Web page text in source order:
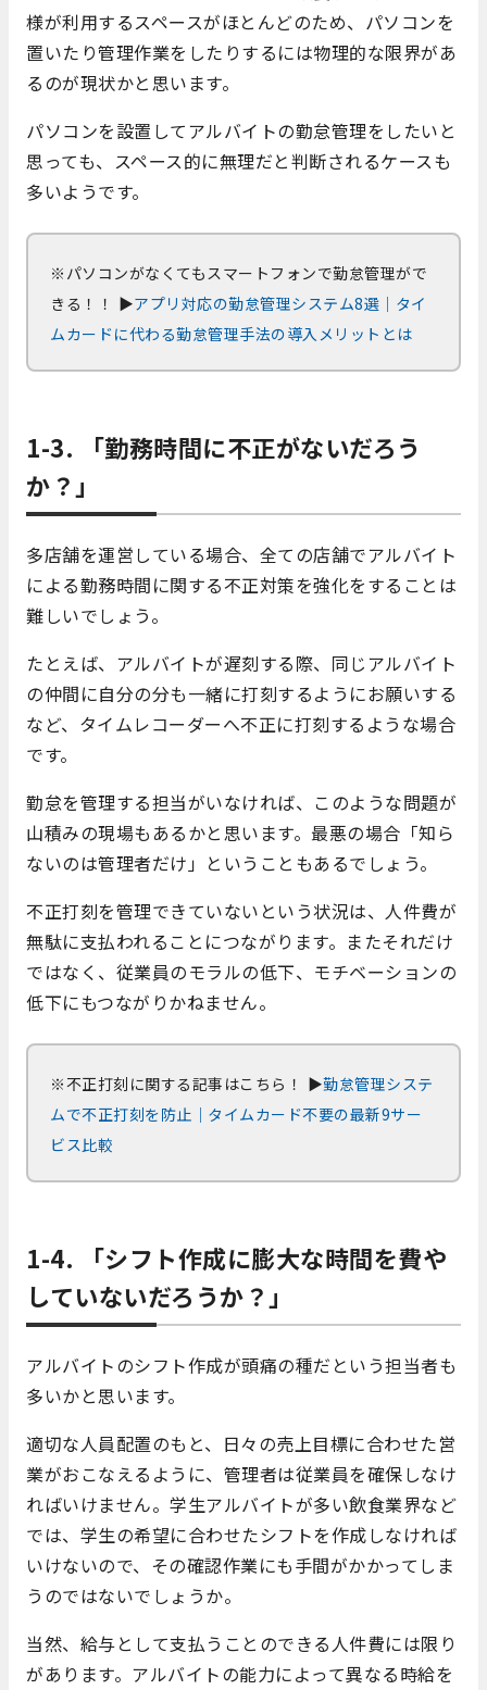
様が利用するスペースがほとんどのため、パソコンを
置いたり管理作業をしたりするには物理的な限界があ
るのが現状かと思います。
パソコンを設置してアルバイトの勤怠管理をしたいと
思っても、スペース的に無理だと判断されるケースも
多いようです。
※パソコンがなくてもスマートフォンで勤怠管理がで
きる！！ ▶アプリ対応の勤怠管理システム8選｜タイ
ムカードに代わる勤怠管理手法の導入メリットとは
1-3. 「勤務時間に不正がないだろう
か？」
多店舗を運営している場合、全ての店舗でアルバイト
による勤務時間に関する不正対策を強化をすることは
難しいでしょう。
たとえば、アルバイトが遅刻する際、同じアルバイト
の仲間に自分の分も一緒に打刻するようにお願いする
など、タイムレコーダーへ不正に打刻するような場合
です。
勤怠を管理する担当がいなければ、このような問題が
山積みの現場もあるかと思います。最悪の場合「知ら
ないのは管理者だけ」ということもあるでしょう。
不正打刻を管理できていないという状況は、人件費が
無駄に支払われることにつながります。またそれだけ
ではなく、従業員のモラルの低下、モチベーションの
低下にもつながりかねません。
※不正打刻に関する記事はこちら！ ▶勤怠管理システ
ムで不正打刻を防止｜タイムカード不要の最新9サー
ビス比較
1-4. 「シフト作成に膨大な時間を費や
していないだろうか？」
アルバイトのシフト作成が頭痛の種だという担当者も
多いかと思います。
適切な人員配置のもと、日々の売上目標に合わせた営
業がおこなえるように、管理者は従業員を確保しなけ
ればいけません。学生アルバイトが多い飲食業界など
では、学生の希望に合わせたシフトを作成しなければ
いけないので、その確認作業にも手間がかかってしま
うのではないでしょうか。
当然、給与として支払うことのできる人件費には限り
があります。アルバイトの能力によって異なる時給を